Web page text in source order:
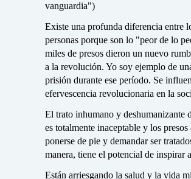
vanguardia")
Existe una profunda diferencia entre
personas porque son lo "peor de lo
miles de presos dieron un nuevo
a la revolución. Yo soy ejemplo de
prisión durante ese período. Se
efervescencia revolucionaria en la
El trato inhumano y deshumanizante
es totalmente inaceptable y los
ponerse de pie y demandar ser
manera, tiene el potencial de inspirar
Están arriesgando la salud y la vida